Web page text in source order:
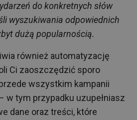
do konkretnych słów
wyszukiwania odpowiednich
dużą popularnością.
również automatyzację
Ci zaoszczędzić sporo
wszystkim kampanii
w tym przypadku uzupełniasz
dane oraz treści, które